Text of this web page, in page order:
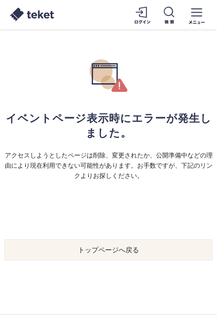
イベントページ表示時にエラーが発生し
ました。
アクセスしようとしたページは削除、変更されたか、公開準備中などの理
由により現在利用できない可能性があります。お手数ですが、下記のリン
クよりお探しください。
トップページへ戻る